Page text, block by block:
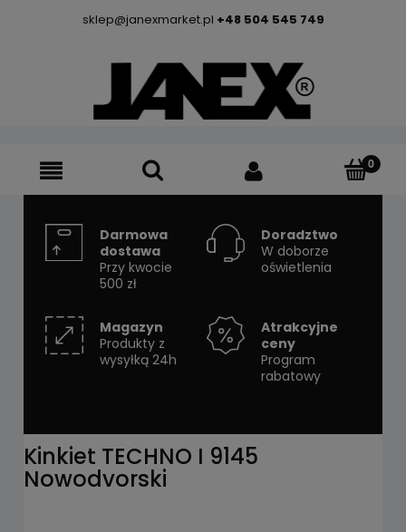
sklep@janexmarket.pl +48 504 545 749
Darmowa
dostawa
Przy kwocie
500 zł
Doradztwo
W doborze
oświetlenia
Magazyn
Produkty z
wysyłką 24h
Atrakcyjne
ceny
Program
rabatowy
Kinkiet TECHNO I 9145
Nowodvorski